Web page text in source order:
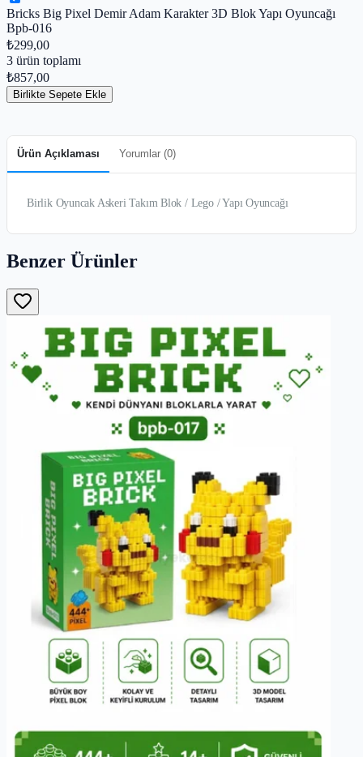
Bricks Big Pixel Demir Adam Karakter 3D Blok Yapı Oyuncağı
Bpb-016
₺299,00
3 ürün toplamı
₺857,00
Birlikte Sepete Ekle
Ürün Açıklaması Yorumlar (0)
Birlik Oyuncak Askeri Takım Blok / Lego / Yapı Oyuncağı
Benzer Ürünler